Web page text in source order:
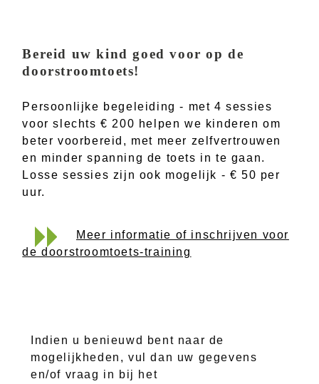
Bereid uw kind goed voor op de
doorstroomtoets!
Persoonlijke begeleiding - met 4 sessies
voor slechts € 200 helpen we kinderen om
beter voorbereid, met meer zelfvertrouwen
en minder spanning de toets in te gaan.
Losse sessies zijn ook mogelijk - € 50 per
uur.
Meer informatie of inschrijven voor
de doorstroomtoets-training
Indien u benieuwd bent naar de
mogelijkheden, vul dan uw gegevens
en/of vraag in bij het